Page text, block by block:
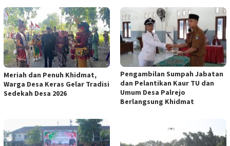
Meriah dan Penuh Khidmat,
Warga Desa Keras Gelar Tradisi
Sedekah Desa 2026
Pengambilan Sumpah Jabatan
dan Pelantikan Kaur TU dan
Umum Desa Palrejo
Berlangsung Khidmat